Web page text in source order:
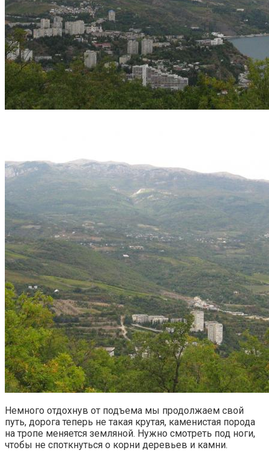
Немного отдохнув от подъема мы продолжаем свой
путь, дорога теперь не такая крутая, каменистая порода
на тропе меняется земляной. Нужно смотреть под ноги,
чтобы не споткнуться о корни деревьев и камни.